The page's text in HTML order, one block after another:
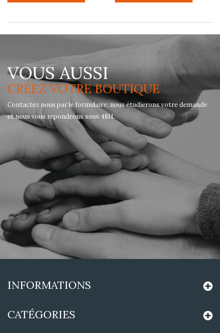
VOUS AUSSI
CRÉEZ VOTRE BOUTIQUE
Contactez nous par le formulaire, nous étudierons votre demande
et nous vous répondrons sous 48H.
INFORMATIONS
CATÉGORIES